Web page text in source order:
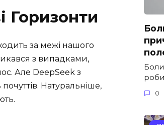
Горизонти
за межі нашого
з випадками,
Але DeepSeek з
Натуральніше,
0